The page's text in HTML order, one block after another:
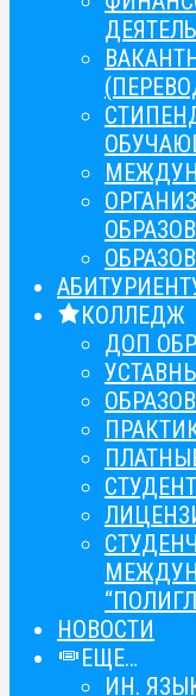
КОЛЛЕДЖ
ДОП
НОВОСТИ
ЕЩЕ…
ИН.